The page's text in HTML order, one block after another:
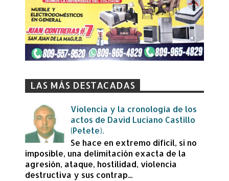
LAS MÁS DESTACADAS
Violencia y la cronología de los
actos de David Luciano Castillo
(Petete).
Se hace en extremo difícil, si no
imposible, una delimitación exacta de la
agresión, ataque, hostilidad, violencia
destructiva y sus contrap...